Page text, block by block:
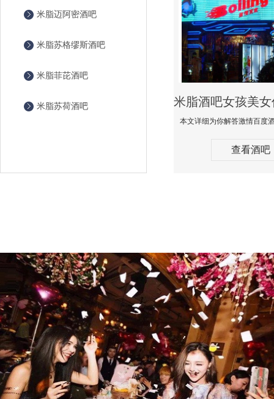
米脂迈阿密酒吧
米脂苏格缪斯酒吧
米脂菲芘酒吧
米脂苏荷酒吧
查看酒吧